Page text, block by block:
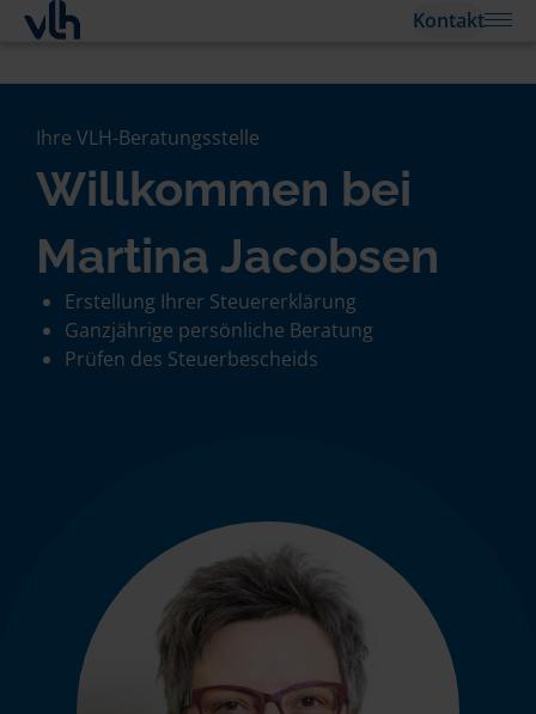
Kontakt
Ihre VLH-Beratungsstelle
Willkommen bei
Martina Jacobsen
Erstellung Ihrer Steuererklärung
Ganzjährige persönliche Beratung
Prüfen des Steuerbescheids